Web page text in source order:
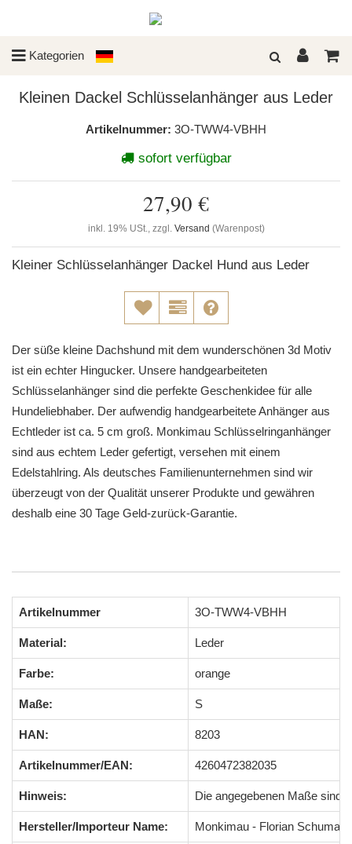
Kategorien
Kleinen Dackel Schlüsselanhänger aus Leder
Artikelnummer: 3O-TWW4-VBHH
sofort verfügbar
27,90 €
inkl. 19% USt., zzgl. Versand (Warenpost)
Kleiner Schlüsselanhänger Dackel Hund aus Leder
Der süße kleine Dachshund mit dem wunderschönen 3d Motiv
ist ein echter Hingucker. Unsere handgearbeiteten
Schlüsselanhänger sind die perfekte Geschenkidee für alle
Hundeliebhaber. Der aufwendig handgearbeitete Anhänger aus
Echtleder ist ca. 5 cm groß. Monkimau Schlüsselringanhänger
sind aus echtem Leder gefertigt, versehen mit einem
Edelstahlring. Als deutsches Familienunternehmen sind wir
überzeugt von der Qualität unserer Produkte und gewähren
deshalb eine 30 Tage Geld-zurück-Garantie.
Artikelnummer 3O-TWW4-VBHH
Material: Leder
Farbe: orange
Maße: S
HAN: 8203
Artikelnummer/EAN: 4260472382035
Hinweis: Die angegebenen Maße sind
Hersteller/Importeur Name: Monkimau - Florian